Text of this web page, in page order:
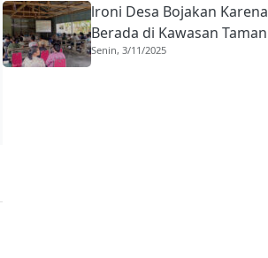
lroni Desa Bojakan Karena
Berada di Kawasan Taman
Nasional Siberut
Senin, 3/11/2025